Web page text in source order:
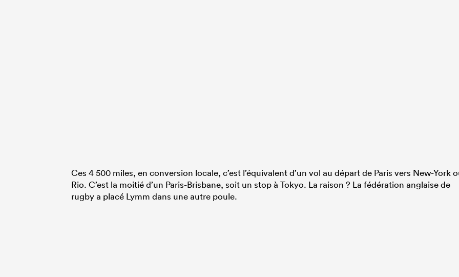
Ces 4 500 miles, en conversion locale, c’est l’équivalent d’un vol au départ de Paris vers New-York
Rio. C’est la moitié d’un Paris-Brisbane, soit un stop à Tokyo. La raison ? La fédération anglaise de
rugby a placé Lymm dans une autre poule.